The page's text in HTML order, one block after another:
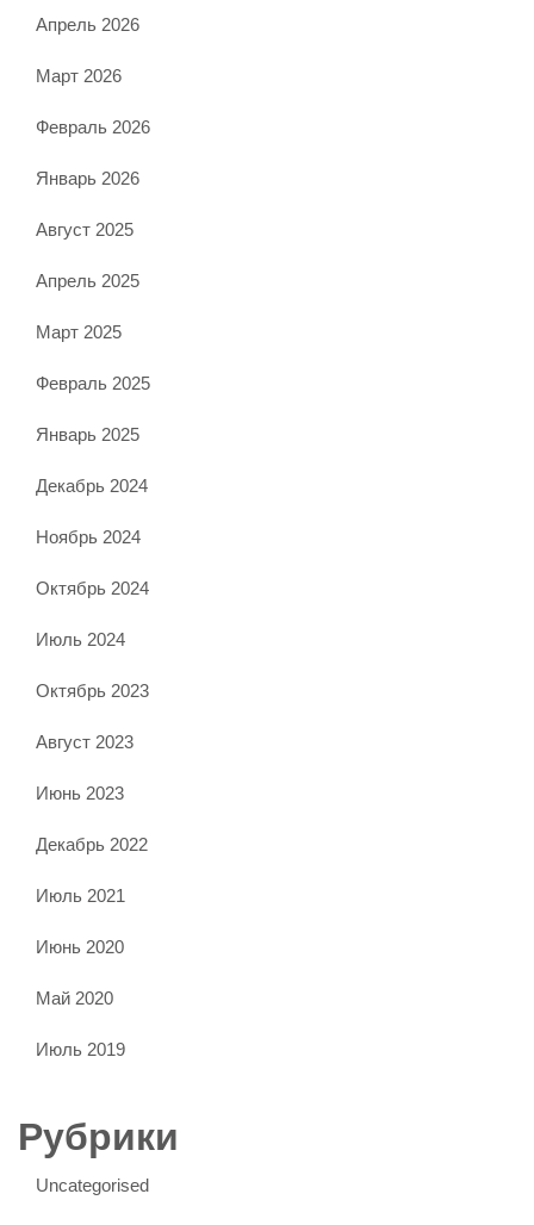
Апрель 2026
Март 2026
Февраль 2026
Январь 2026
Август 2025
Апрель 2025
Март 2025
Февраль 2025
Январь 2025
Декабрь 2024
Ноябрь 2024
Октябрь 2024
Июль 2024
Октябрь 2023
Август 2023
Июнь 2023
Декабрь 2022
Июль 2021
Июнь 2020
Май 2020
Июль 2019
Рубрики
Uncategorised